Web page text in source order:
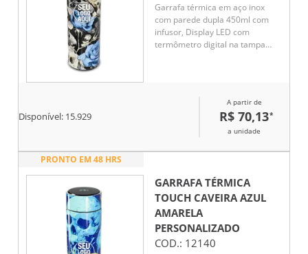
Garrafa térmica em aço inox
com parede dupla 450ml com
infusor, Display LED com
termômetro digital na tampa
Disponível: 15.929
A partir de
R$ 70,13*
a unidade
PRONTO EM 48 HRS
GARRAFA TÉRMICA
TOUCH CAVEIRA AZUL
AMARELA
PERSONALIZADO
COD.: 12140